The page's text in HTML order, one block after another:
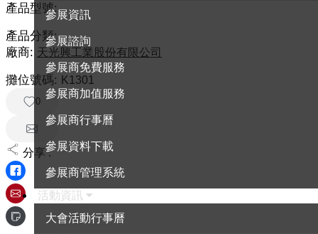
參展資訊
參展諮詢
參展商免費服務
參展商加值服務
參展商行事曆
參展資料下載
參展商管理系統
活動資訊
大會活動行事曆
產品型號:
產品分類:
廠商: 天光興工業股份有限公司
攤位號碼: K1301
0
分享 :